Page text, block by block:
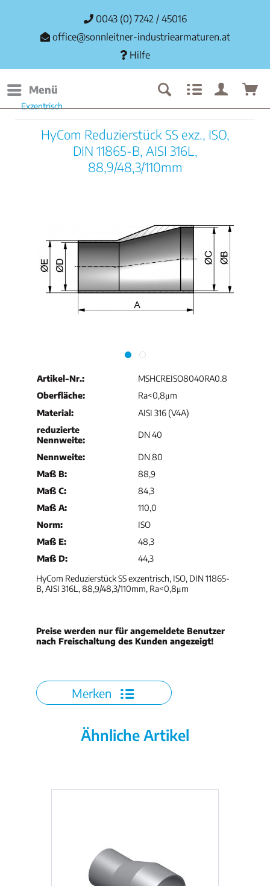
0043 (0) 7242 / 45016
office@sonnleitner-industriearmaturen.at
Hilfe
Menü
Exzentrisch
HyCom Reduzierstück SS exz., ISO,
DIN 11865-B, AISI 316L,
88,9/48,3/110mm
Artikel-Nr.:
MSHCREISO8040RA0.8
Oberfläche:
Ra<0,8μm
Material:
AISI 316 (V4A)
reduzierte
Nennweite:
DN 40
Nennweite:
DN 80
Maß B:
88,9
Maß C:
84,3
Maß A:
110,0
Norm:
ISO
Maß E:
48,3
Maß D:
44,3
HyCom Reduzierstück SS exzentrisch, ISO, DIN 11865-
B, AISI 316L, 88,9/48,3/110mm, Ra<0,8μm
Preise werden nur für angemeldete Benutzer
nach Freischaltung des Kunden angezeigt!
Merken
Ähnliche Artikel